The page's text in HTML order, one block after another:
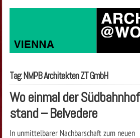
Tag: NMPB Architekten ZT GmbH
Wo einmal der Südbahnhof
stand – Belvedere
In unmittelbarer Nachbarschaft zum neuen